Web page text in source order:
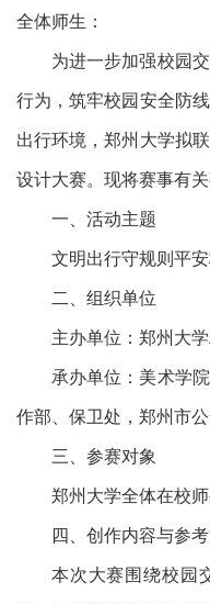
全体师生：
为进一步加强校园
行为，筑牢校园安全防
出行环境，郑州大学拟
设计大赛。现将赛事有关
一、活动主题
文明出行守规则平
二、组织单位
主办单位：郑州大
承办单位：美术学
作部、保卫处，郑州市
三、参赛对象
郑州大学全体在校
四、创作内容与参
本次大赛围绕校园